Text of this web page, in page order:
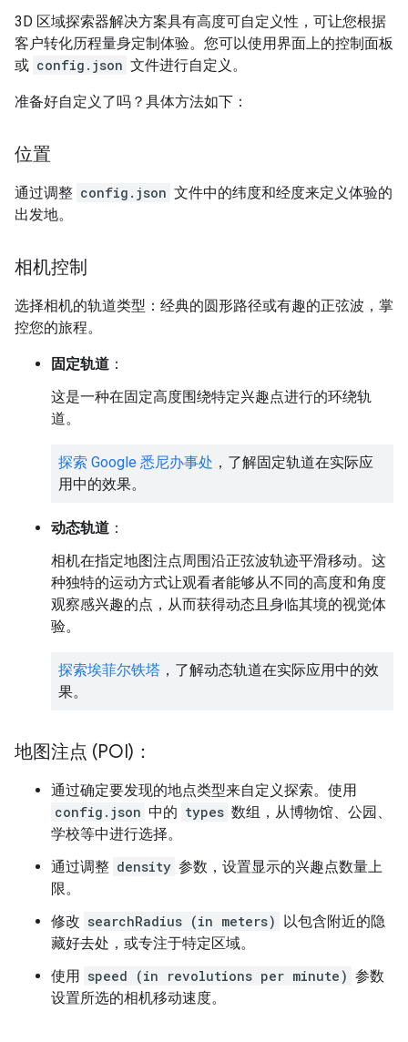
3D 区域探索器解决方案具有高度可自定义性，可让您根据
客户转化历程量身定制体验。您可以使用界面上的控制面板
或 config.json 文件进行自定义。
准备好自定义了吗？具体方法如下：
位置
通过调整 config.json 文件中的纬度和经度来定义体验的
出发地。
相机控制
选择相机的轨道类型：经典的圆形路径或有趣的正弦波，掌
控您的旅程。
固定轨道 ：
这是一种在固定高度围绕特定兴趣点进行的环绕轨
道。
探索 Google 悉尼办事处 ，了解固定轨道在实际应
用中的效果。
动态轨道 ：
相机在指定地图注点周围沿正弦波轨迹平滑移动。这
种独特的运动方式让观看者能够从不同的高度和角度
观察感兴趣的点，从而获得动态且身临其境的视觉体
验。
探索埃菲尔铁塔 ，了解动态轨道在实际应用中的效
果。
地图注点 (POI)：
通过确定要发现的地点类型来自定义探索。使用
config.json 中的 types 数组，从博物馆、公园、
学校等中进行选择。
通过调整 density 参数，设置显示的兴趣点数量上
限。
修改 searchRadius (in meters) 以包含附近的隐
藏好去处，或专注于特定区域。
使用 speed (in revolutions per minute) 参数
设置所选的相机移动速度。